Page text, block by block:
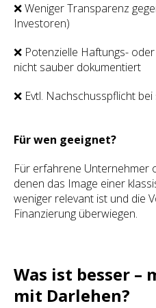
❌ Weniger Transparenz
Investoren)
❌ Potenzielle Haftungs-
nicht sauber dokumentiert
❌ Evtl. Nachschusspflicht
Für wen geeignet?
Für erfahrene Unternehmer
denen das Image einer
weniger relevant ist und die
Finanzierung überwiegen.
Was ist besser –
mit Darlehen?